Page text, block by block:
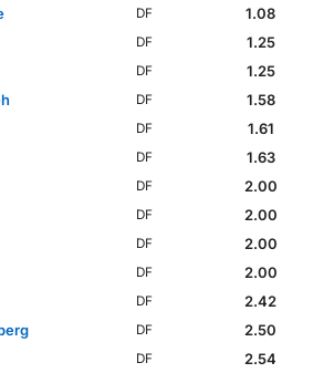
DF
1.08
DF
1.25
DF
1.25
DF
1.58
DF
1.61
DF
1.63
DF
2.00
DF
2.00
DF
2.00
DF
2.00
DF
2.42
DF
2.50
DF
2.54